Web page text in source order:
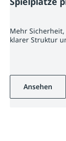
Mehr
klarer Struktur
Ansehen